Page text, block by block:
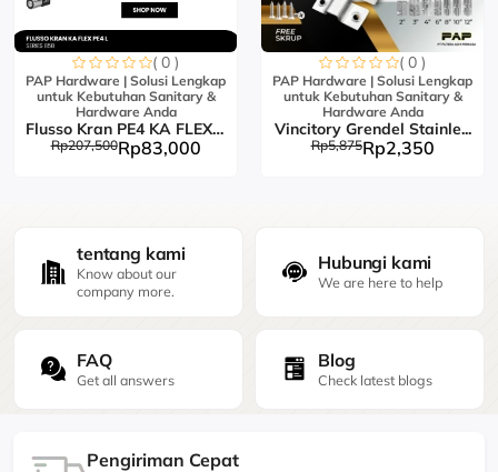
( 0 )
PAP Hardware | Solusi Lengkap
untuk Kebutuhan Sanitary &
Hardware Anda
Flusso Kran PE4 KA FLEX L...
Rp207,500Rp83,000
( 0 )
PAP Hardware | Solusi Lengkap
untuk Kebutuhan Sanitary &
Hardware Anda
Vincitory Grendel Stainle...
Rp5,875Rp2,350
tentang kami
Know about our
company more.
Hubungi kami
We are here to help
FAQ
Get all answers
Blog
Check latest blogs
Pengiriman Cepat